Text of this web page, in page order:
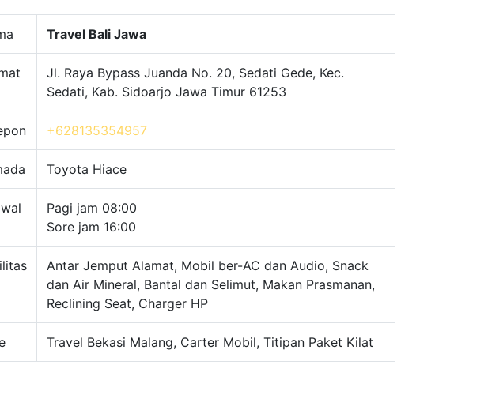
Travel Bali Jawa
Jl. Raya Bypass Juanda No. 20, Sedati Gede, Kec.
Sedati, Kab. Sidoarjo Jawa Timur 61253
+628135354957
Toyota Hiace
Pagi jam 08:00
Sore jam 16:00
Antar Jemput Alamat, Mobil ber-AC dan Audio, Snack
dan Air Mineral, Bantal dan Selimut, Makan Prasmanan,
Reclining Seat, Charger HP
Travel Bekasi Malang, Carter Mobil, Titipan Paket Kilat